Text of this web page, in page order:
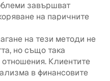
завършват
на паричните
на тези методи не
но също така
Клиентите
в финансовите